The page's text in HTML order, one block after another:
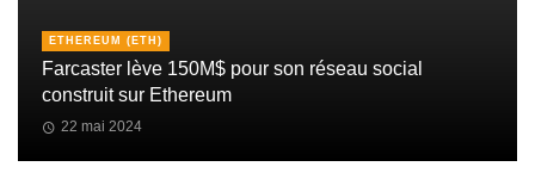
ETHEREUM (ETH)
Farcaster lève 150M$ pour son réseau social
construit sur Ethereum
22 mai 2024